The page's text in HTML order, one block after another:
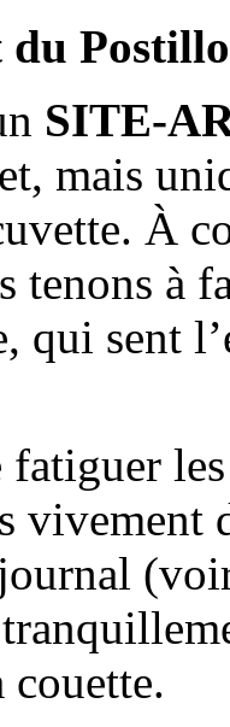
du
SITE-
mais
À
tenons à
qui sent
fatiguer
vivement